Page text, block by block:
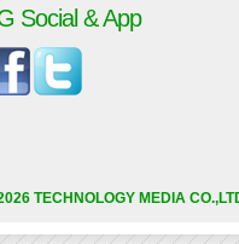
Social & App
TECHNOLOGY MEDIA